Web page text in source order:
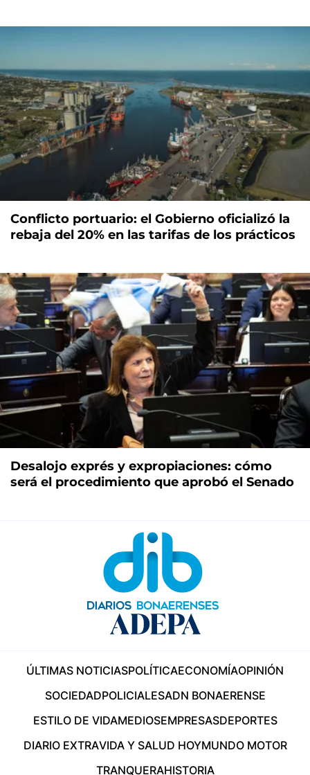
Conflicto portuario: el Gobierno oficializó la
rebaja del 20% en las tarifas de los prácticos
Desalojo exprés y expropiaciones: cómo
será el procedimiento que aprobó el Senado
ÚLTIMAS NOTICIASPOLÍTICAECONOMÍAOPINIÓN
SOCIEDADPOLICIALESADN BONAERENSE
ESTILO DE VIDAMEDIOSEMPRESASDEPORTES
DIARIO EXTRAVIDA Y SALUD HOYMUNDO MOTOR
TRANQUERAHISTORIA